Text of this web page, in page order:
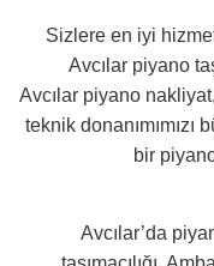
Sizlere en iyi
Avcılar piyano
Avcılar piyano
teknik
bir
Avcılar’da